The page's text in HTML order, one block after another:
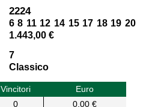
2224
6 8 11 12 14 15 17 18 19 20
1.443,00 €
7
Classico
Vincitori
Euro
0
0,00 €